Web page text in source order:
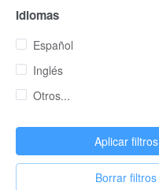
Idiomas
Español
Inglés
Otros...
Aplicar filtros
Borrar filtros